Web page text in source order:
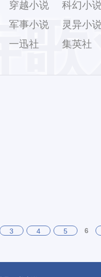
穿越小说
科幻小
军事小说
灵异小
一迅社
集英社
3 4 5 6